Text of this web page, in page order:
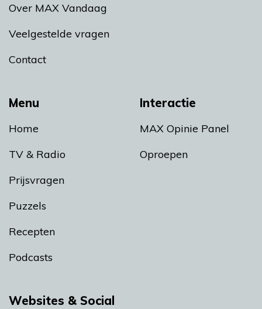
Menu
Home
TV & Radio
Prijsvragen
Puzzels
Recepten
Podcasts
Interactie
MAX Opinie Panel
Oproepen
Over MAX Vandaag
Veelgestelde vragen
Contact
Websites & Social